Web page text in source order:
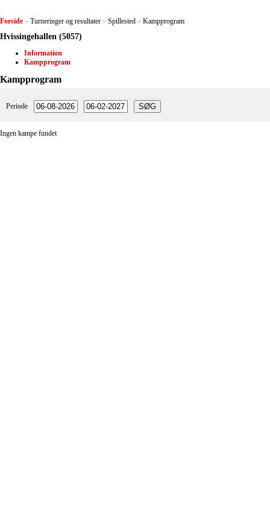
Forside > Turneringer og resultater > Spillested > Kampprogram
Hvissingehallen (5057)
Information
Kampprogram
Kampprogram
Periode
Ingen kampe fundet